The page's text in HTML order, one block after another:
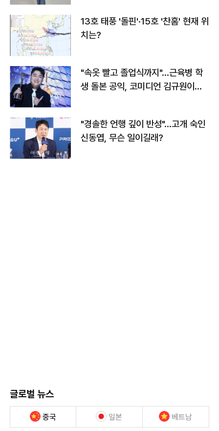
13호 태풍 '돌핀'·15호 '찬홈' 현재 위
치는?
"속옷 빨고 졸업식까지"…근육병 학
생 돌본 공익, 코미디언 김규원이었
"경솔한 언행 깊이 반성"…고개 숙인
신동엽, 무슨 일이길래?
글로벌 뉴스
중국 일본 베트남